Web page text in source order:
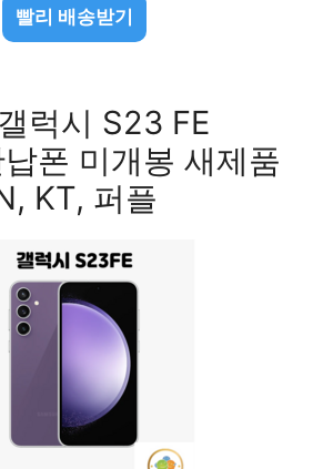
빨리 배송받기
럭시 S23 FE
폰 미개봉 새제품
KT, 퍼플